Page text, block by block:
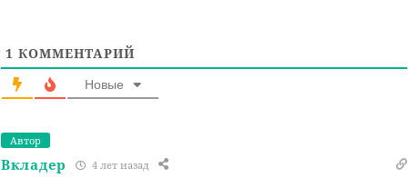
1 КОММЕНТАРИЙ
Новые
Автор
Вкладер 4 лет назад